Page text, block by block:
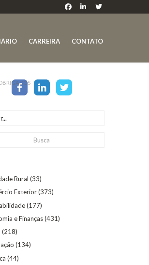
CARREIRA CONTATO
Rural (33)
Exterior(373)
(177)
e Finanças(431)
(218)
(134)
(44)